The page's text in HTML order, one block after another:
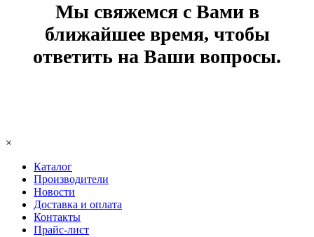
Мы свяжемся с Вами в
ближайшее время, чтобы
ответить на Ваши вопросы.
×
Каталог
Производители
Новости
Доставка и оплата
Контакты
Прайс-лист